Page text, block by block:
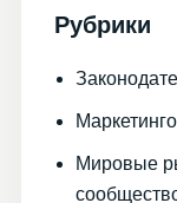
Рубрики
Мировые